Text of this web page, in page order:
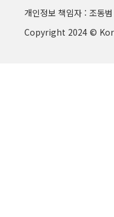
개인정보 책임자 : 조동범
Copyright 2024 ©